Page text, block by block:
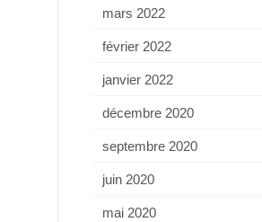
mars 2022
février 2022
janvier 2022
décembre 2020
septembre 2020
juin 2020
mai 2020